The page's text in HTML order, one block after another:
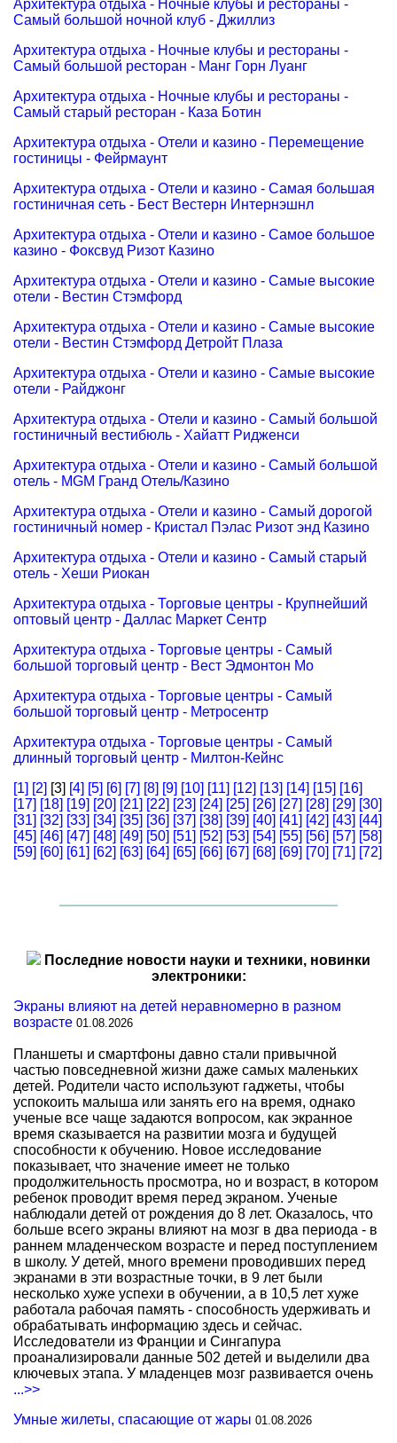
Архитектура отдыха - Ночные клубы и рестораны -
Самый большой ночной клуб - Джиллиз
Архитектура отдыха - Ночные клубы и рестораны -
Самый большой ресторан - Манг Горн Луанг
Архитектура отдыха - Ночные клубы и рестораны -
Самый старый ресторан - Каза Ботин
Архитектура отдыха - Отели и казино - Перемещение
гостиницы - Фейрмаунт
Архитектура отдыха - Отели и казино - Самая большая
гостиничная сеть - Бест Вестерн Интернэшнл
Архитектура отдыха - Отели и казино - Самое большое
казино - Фоксвуд Ризот Казино
Архитектура отдыха - Отели и казино - Самые высокие
отели - Вестин Стэмфорд
Архитектура отдыха - Отели и казино - Самые высокие
отели - Вестин Стэмфорд Детройт Плаза
Архитектура отдыха - Отели и казино - Самые высокие
отели - Райджонг
Архитектура отдыха - Отели и казино - Самый большой
гостиничный вестибюль - Хайатт Ридженси
Архитектура отдыха - Отели и казино - Самый большой
отель - MGM Гранд Отель/Казино
Архитектура отдыха - Отели и казино - Самый дорогой
гостиничный номер - Кристал Пэлас Ризот энд Казино
Архитектура отдыха - Отели и казино - Самый старый
отель - Хеши Риокан
Архитектура отдыха - Торговые центры - Крупнейший
оптовый центр - Даллас Маркет Сентр
Архитектура отдыха - Торговые центры - Самый
большой торговый центр - Вест Эдмонтон Мо
Архитектура отдыха - Торговые центры - Самый
большой торговый центр - Метросентр
Архитектура отдыха - Торговые центры - Самый
длинный торговый центр - Милтон-Кейнс
[1] [2] [3] [4] [5] [6] [7] [8] [9] [10] [11] [12] [13] [14] [15] [16]
[17] [18] [19] [20] [21] [22] [23] [24] [25] [26] [27] [28] [29] [30]
[31] [32] [33] [34] [35] [36] [37] [38] [39] [40] [41] [42] [43] [44]
[45] [46] [47] [48] [49] [50] [51] [52] [53] [54] [55] [56] [57] [58]
[59] [60] [61] [62] [63] [64] [65] [66] [67] [68] [69] [70] [71] [72]
Последние новости науки и техники, новинки
электроники:
Экраны влияют на детей неравномерно в разном
возрасте 01.08.2026
Планшеты и смартфоны давно стали привычной
частью повседневной жизни даже самых маленьких
детей. Родители часто используют гаджеты, чтобы
успокоить малыша или занять его на время, однако
ученые все чаще задаются вопросом, как экранное
время сказывается на развитии мозга и будущей
способности к обучению. Новое исследование
показывает, что значение имеет не только
продолжительность просмотра, но и возраст, в котором
ребенок проводит время перед экраном. Ученые
наблюдали детей от рождения до 8 лет. Оказалось, что
больше всего экраны влияют на мозг в два периода - в
раннем младенческом возрасте и перед поступлением
в школу. У детей, много времени проводивших перед
экранами в эти возрастные точки, в 9 лет были
несколько хуже успехи в обучении, а в 10,5 лет хуже
работала рабочая память - способность удерживать и
обрабатывать информацию здесь и сейчас.
Исследователи из Франции и Сингапура
проанализировали данные 502 детей и выделили два
ключевых этапа. У младенцев мозг развивается очень
...>>
Умные жилеты, спасающие от жары 01.08.2026